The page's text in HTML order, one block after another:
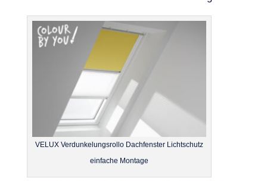
VELUX Verdunkelungsrollo Dachfenster Lichtschutz
einfache Montage